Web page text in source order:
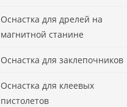
Оснастка для дрелей на
магнитной станине
Оснастка для заклепочников
Оснастка для клеевых
пистолетов